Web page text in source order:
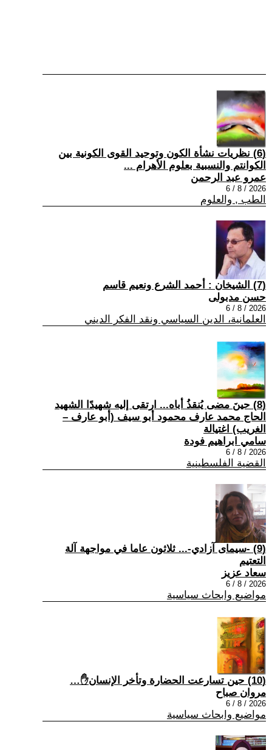
(6) نظريات نشأة الكون وتوحيد القوى الكونية بين
الكوانتم والنسبية بعلوم الأهرام ...
عمرو عبد الرحمن
2026 / 8 / 6
الطب , والعلوم
(7) الشيخان : أحمد الشرع ونعيم قاسم
حسن مدبولى
2026 / 8 / 6
العلمانية، الدين السياسي ونقد الفكر الديني
(8) حينَ مضى يُنقذُ أباه... ارتقى إليه شهيدًا الشهيد
الحاج محمد عارف محمود أبو سيف (أبو عارف –
الغريب) اغتيالة
سامي ابراهيم فودة
2026 / 8 / 6
القضية الفلسطينية
(9) -سيمای آزادي-... ثلاثون عاما في مواجهة آلة
التعتيم
سعاد عزيز
2026 / 8 / 6
مواضيع وابحاث سياسية
(10) حين تسارعت الحضارة وتأخر الإنسان✋…
مروان صباح
2026 / 8 / 6
مواضيع وابحاث سياسية